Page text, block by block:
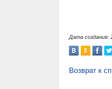
Дата создания:
Возврат к